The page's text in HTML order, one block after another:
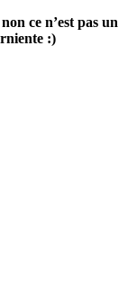
ce n’est pas un
:)